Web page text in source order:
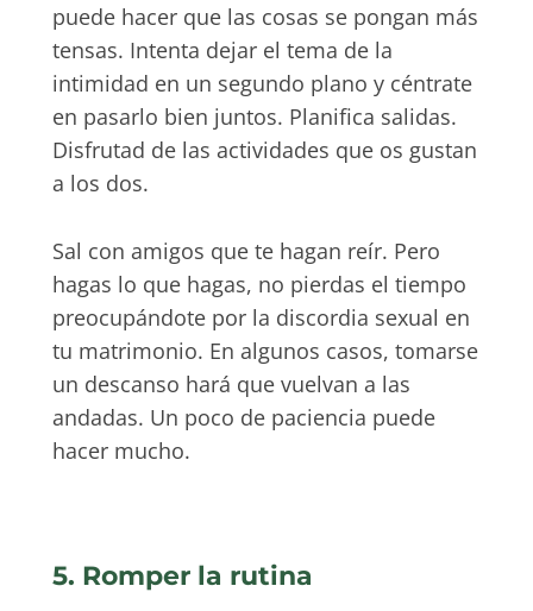
puede hacer que las cosas se pongan más
tensas. Intenta dejar el tema de la
intimidad en un segundo plano y céntrate
en pasarlo bien juntos. Planifica salidas.
Disfrutad de las actividades que os gustan
a los dos.
Sal con amigos que te hagan reír. Pero
hagas lo que hagas, no pierdas el tiempo
preocupándote por la discordia sexual en
tu matrimonio. En algunos casos, tomarse
un descanso hará que vuelvan a las
andadas. Un poco de paciencia puede
hacer mucho.
5. Romper la rutina